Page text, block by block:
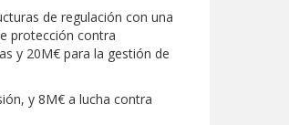
de regulación con una
protección contra
y 20M€ para la gestión de
y 8M€ a lucha contra